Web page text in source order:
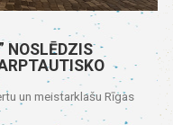
NOSLĒDZIS
un meistarklašu Rīgas